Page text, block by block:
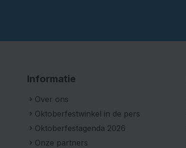
Informatie
Over ons
Oktoberfestwinkel in de pers
Oktoberfestagenda 2026
Onze partners